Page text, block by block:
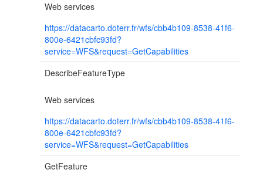
Web services
https://datacarto.doterr.fr/wfs/cbb4b109-8538-41f6-
800e-6421cbfc93fd?
service=WFS&request=GetCapabilities
DescribeFeatureType
Web services
https://datacarto.doterr.fr/wfs/cbb4b109-8538-41f6-
800e-6421cbfc93fd?
service=WFS&request=GetCapabilities
GetFeature